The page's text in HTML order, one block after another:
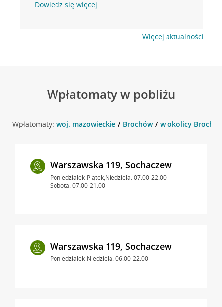
Dowiedz się więcej
Więcej aktualności
Wpłatomaty w pobliżu
Wpłatomaty: woj. mazowieckie Brochów w okolicy
Warszawska 119, Sochaczew
Poniedziałek-Piątek,Niedziela: 07:00-22:00
Sobota: 07:00-21:00
Warszawska 119, Sochaczew
Poniedziałek-Niedziela: 06:00-22:00